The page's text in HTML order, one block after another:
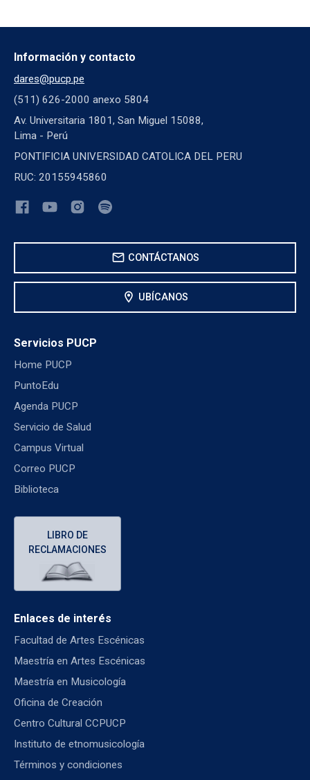
Información y contacto
dares@pucp.pe
(511) 626-2000 anexo 5804
Av. Universitaria 1801, San Miguel 15088,
Lima - Perú
PONTIFICIA UNIVERSIDAD CATOLICA DEL PERU
RUC: 20155945860
mail CONTÁCTANOS
location_on UBÍCANOS
Servicios PUCP
Home PUCP
PuntoEdu
Agenda PUCP
Servicio de Salud
Campus Virtual
Correo PUCP
Biblioteca
LIBRO DE
RECLAMACIONES
Enlaces de interés
Facultad de Artes Escénicas
Maestría en Artes Escénicas
Maestría en Musicología
Oficina de Creación
Centro Cultural CCPUCP
Instituto de etnomusicología
Términos y condiciones